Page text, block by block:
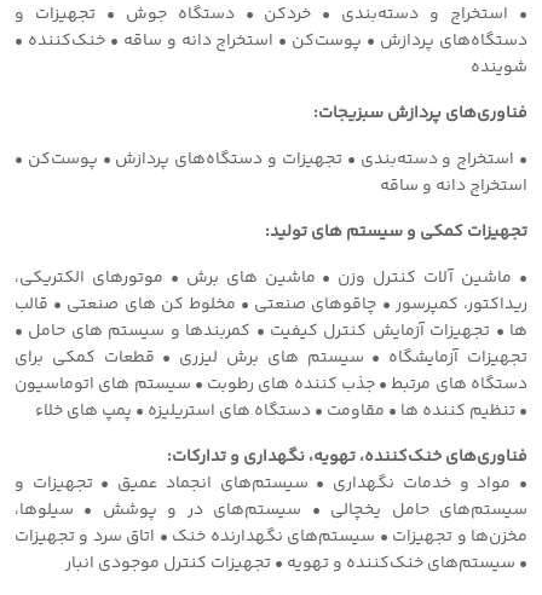
• استخراج و دسته‌بندی • خردکن • دستگاه جوش • تجهیزات و
دستگاه‌های پردازش • پوست‌کن • استخراج دانه و ساقه • خنک‌کننده •
شوینده
فناوری‌های پردازش سبزیجات:
• استخراج و دسته‌بندی • تجهیزات و دستگاه‌های پردازش • پوست‌کن •
استخراج دانه و ساقه
تجهیزات کمکی و سیستم های تولید:
• ماشین آلات کنترل وزن • ماشین های برش • موتورهای الکتریکی،
ریداکتور، کمپرسور • چاقوهای صنعتی • مخلوط کن های صنعتی • قالب
ها • تجهیزات آزمایش کنترل کیفیت • کمربندها و سیستم های حامل •
تجهیزات آزمایشگاه • سیستم های برش لیزری • قطعات کمکی برای
دستگاه های مرتبط • جذب کننده های رطوبت • سیستم های اتوماسیون
• تنظیم کننده ها • مقاومت • دستگاه های استریلیزه • پمپ های خلاء
فناوری‌های خنک‌کننده، تهویه، نگهداری و تدارکات:
• مواد و خدمات نگهداری • سیستم‌های انجماد عمیق • تجهیزات و
سیستم‌های حامل یخچالی • سیستم‌های در و پوشش • سیلوها،
مخزن‌ها و تجهیزات • سیستم‌های نگهدارنده خنک • اتاق سرد و تجهیزات
• سیستم‌های خنک‌کننده و تهویه • تجهیزات کنترل موجودی انبار